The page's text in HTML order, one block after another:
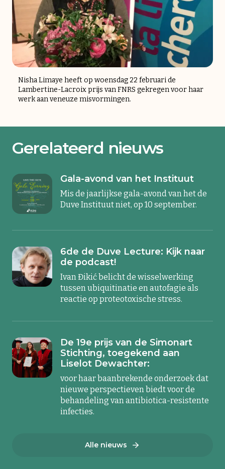
Nisha Limaye heeft op woensdag 22 februari de
Lambertine-Lacroix prijs van FNRS gekregen voor haar
werk aan veneuze misvormingen.
Gerelateerd nieuws
Alle nieuws
Gala-avond van het Instituut
Mis de jaarlijkse gala-avond van het de
Duve Instituut niet, op 10 september.
6de de Duve Lecture: Kijk naar
de podcast!
Ivan Đikić belicht de wisselwerking
tussen ubiquitinatie en autofagie als
reactie op proteotoxische stress.
De 19e prijs van de Simonart
Stichting, toegekend aan
Liselot Dewachter:
voor haar baanbrekende onderzoek dat
nieuwe perspectieven biedt voor de
behandeling van antibiotica-resistente
infecties.